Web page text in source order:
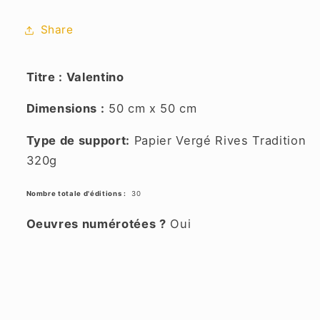
Share
Titre : Valentino
Dimensions : 50 cm x 50 cm
Type de support: Papier Vergé Rives Tradition
320g
Nombre totale d'éditions : 30
Oeuvres numérotées ? Oui